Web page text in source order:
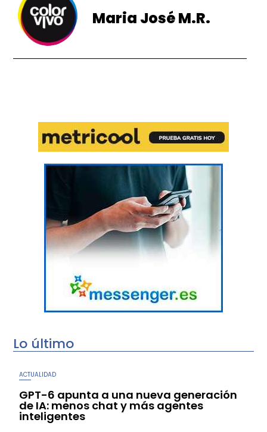
Maria José M.R.
Lo último
ACTUALIDAD
GPT-6 apunta a una nueva generación
de IA: menos chat y más agentes
inteligentes